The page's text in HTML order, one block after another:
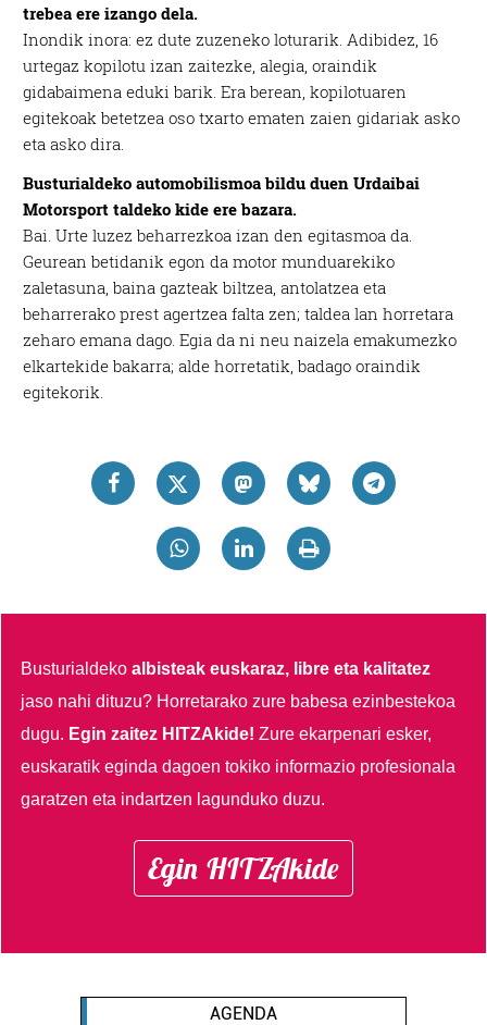
trebea ere izango dela.
Inondik inora: ez dute zuzeneko loturarik. Adibidez, 16
urtegaz kopilotu izan zaitezke, alegia, oraindik
gidabaimena eduki barik. Era berean, kopilotuaren
egitekoak betetzea oso txarto ematen zaien gidariak asko
eta asko dira.
Busturialdeko automobilismoa bildu duen Urdaibai
Motorsport taldeko kide ere bazara.
Bai. Urte luzez beharrezkoa izan den egitasmoa da.
Geurean betidanik egon da motor munduarekiko
zaletasuna, baina gazteak biltzea, antolatzea eta
beharrerako prest agertzea falta zen; taldea lan horretara
zeharo emana dago. Egia da ni neu naizela emakumezko
elkartekide bakarra; alde horretatik, badago oraindik
egitekorik.
Busturialdekoalbisteak euskaraz, libre eta kalitatez
jaso nahi dituzu? Horretarako zure babesa ezinbestekoa
dugu. Egin zaitez HITZAkide!Zure ekarpenari esker,
euskaratik eginda dagoen tokiko informazio profesionala
garatzen eta indartzen lagunduko duzu.
Egin HITZAkide
AGENDA